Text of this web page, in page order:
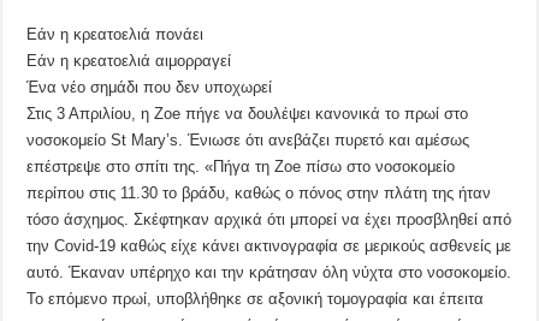
Εάν η κρεατοελιά πονάει
Εάν η κρεατοελιά αιμορραγεί
Ένα νέο σημάδι που δεν υποχωρεί
Στις 3 Απριλίου, η Zoe πήγε να δουλέψει κανονικά το πρωί στο
νοσοκομείο St Mary’s. Ένιωσε ότι ανεβάζει πυρετό και αμέσως
επέστρεψε στο σπίτι της. «Πήγα τη Zoe πίσω στο νοσοκομείο
περίπου στις 11.30 το βράδυ, καθώς ο πόνος στην πλάτη της ήταν
τόσο άσχημος. Σκέφτηκαν αρχικά ότι μπορεί να έχει προσβληθεί από
την Covid-19 καθώς είχε κάνει ακτινογραφία σε μερικούς ασθενείς με
αυτό. Έκαναν υπέρηχο και την κράτησαν όλη νύχτα στο νοσοκομείο.
Το επόμενο πρωί, υποβλήθηκε σε αξονική τομογραφία και έπειτα